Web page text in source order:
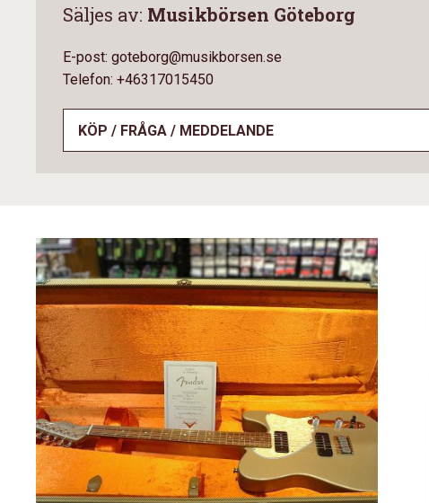
Säljes av: Musikbörsen Göteborg
E-post: goteborg@musikborsen.se
Telefon: +46317015450
KÖP / FRÅGA / MEDDELANDE